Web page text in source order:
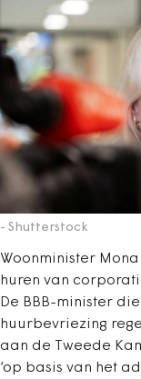
- Shutterstock
Woonminister
huren van
De BBB-minister
huurbevriezing
aan de Tweede
‘op basis van het